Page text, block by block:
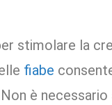
stimolare la
fiabe
è